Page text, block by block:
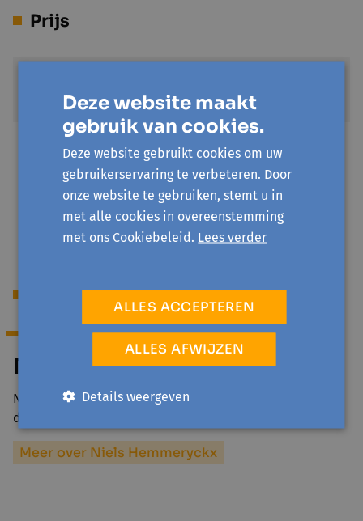
Prijs
Je hebt een invaliditeitsuitkering of recht op
verhoogde tegemoetkoming/omniostatuut
Begeleiding
Niels Hemmeryckx
Niels Hemmeryckx is gepassioneerd door fotografie en
digitale media. Naast zijn werk als…
Meer over Niels Hemmeryckx
Deze website maakt
gebruik van cookies.
Deze website gebruikt cookies om uw
gebruikerservaring te verbeteren. Door
onze website te gebruiken, stemt u in
met alle cookies in overeenstemming
met ons Cookiebeleid. Lees verder
ALLES ACCEPTEREN
ALLES AFWIJZEN
Details weergeven